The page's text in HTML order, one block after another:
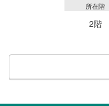
所在階
2階